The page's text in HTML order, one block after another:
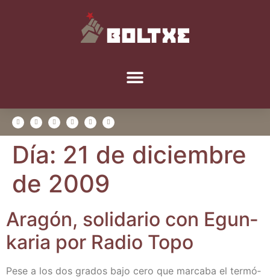
Día: 21 de diciembre
de 2009
Ara­gón, soli­da­rio con Egun­
ka­ria por Radio Topo
Pese a los dos gra­dos bajo cero que mar­ca­ba el ter­mó­